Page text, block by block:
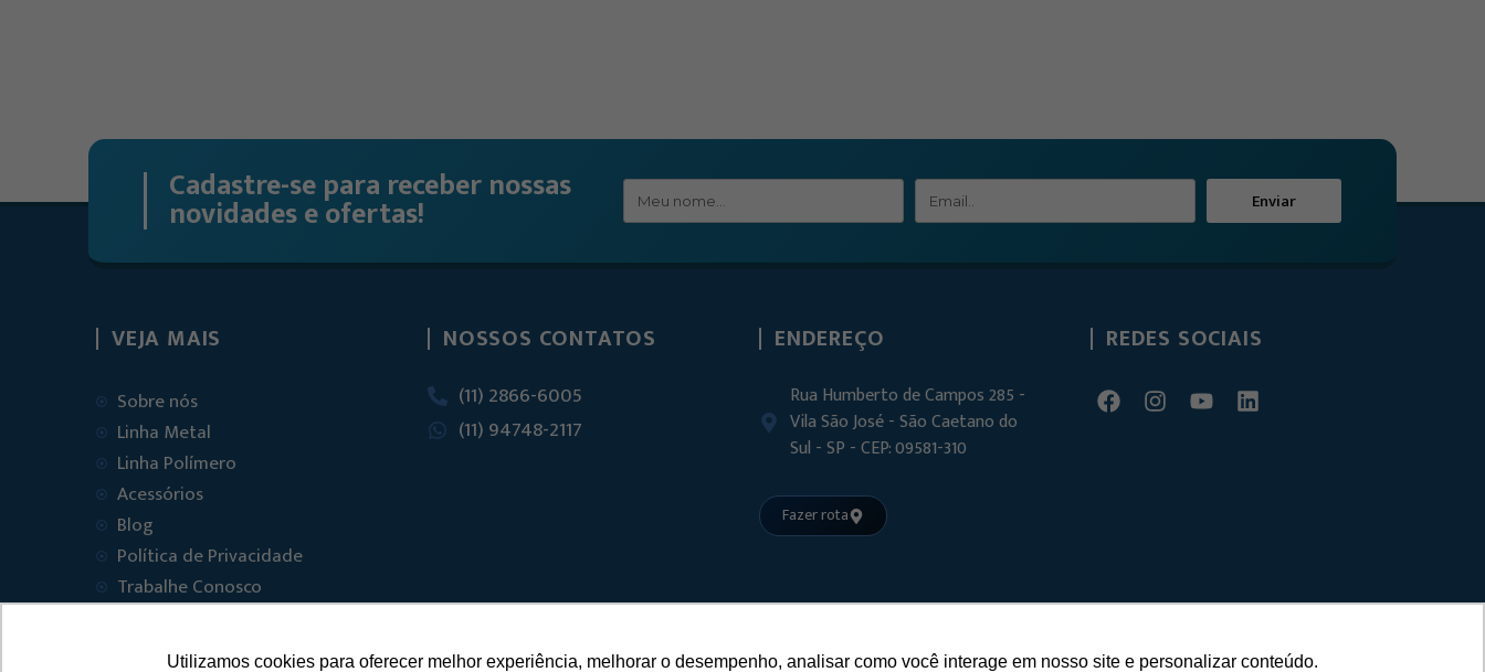
Utilizamos cookies para oferecer melhor experiência, melhorar o desempenho, analisar como você interage em nosso site e personalizar conteúdo.
Cadastre-se para receber nossas
novidades e ofertas! Enviar
VEJA MAIS
Sobre nós
Linha Metal
Linha Polímero
Acessórios
Blog
Política de Privacidade
Trabalhe Conosco
NOSSOS CONTATOS
(11) 2866-6005
(11) 94748-2117
ENDEREÇO
Rua Humberto de Campos 285 -
Vila São José - São Caetano do
Sul - SP - CEP: 09581-310
Fazer rota
REDES SOCIAIS